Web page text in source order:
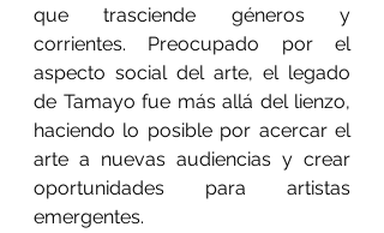
que trasciende géneros y
corrientes. Preocupado por el
aspecto social del arte, el legado
de Tamayo fue más allá del lienzo,
haciendo lo posible por acercar el
arte a nuevas audiencias y crear
oportunidades para artistas
emergentes.